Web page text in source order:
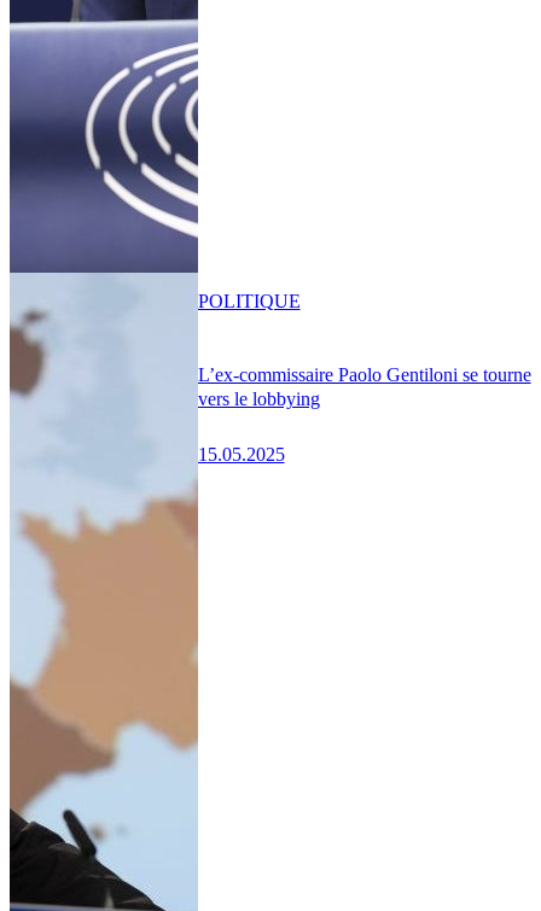
L’ex-commissaire Paolo Gentiloni se tourne
vers le lobbying
15.05.2025
POLITIQUE